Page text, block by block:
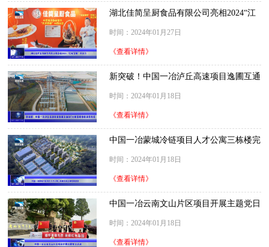
湖北佳简呈厨食品有限公司亮相2024“江
时间：2024年01月27日
《查看详情》
新突破！中国一冶泸丘高速项目逸圃互通
时间：2024年01月18日
《查看详情》
中国一冶蒙城冷链项目人才公寓三栋楼完
时间：2024年01月18日
《查看详情》
中国一冶云南文山片区项目开展主题党日
时间：2024年01月18日
《查看详情》